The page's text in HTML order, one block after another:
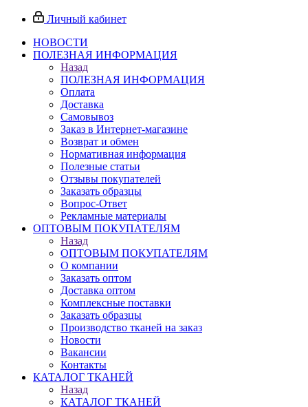
Личный кабинет
НОВОСТИ
ПОЛЕЗНАЯ ИНФОРМАЦИЯ
Назад
ПОЛЕЗНАЯ ИНФОРМАЦИЯ
Оплата
Доставка
Самовывоз
Заказ в Интернет-магазине
Возврат и обмен
Нормативная информация
Полезные статьи
Отзывы покупателей
Заказать образцы
Вопрос-Ответ
Рекламные материалы
ОПТОВЫМ ПОКУПАТЕЛЯМ
Назад
ОПТОВЫМ ПОКУПАТЕЛЯМ
О компании
Заказать оптом
Доставка оптом
Комплексные поставки
Заказать образцы
Производство тканей на заказ
Новости
Вакансии
Контакты
КАТАЛОГ ТКАНЕЙ
Назад
КАТАЛОГ ТКАНЕЙ